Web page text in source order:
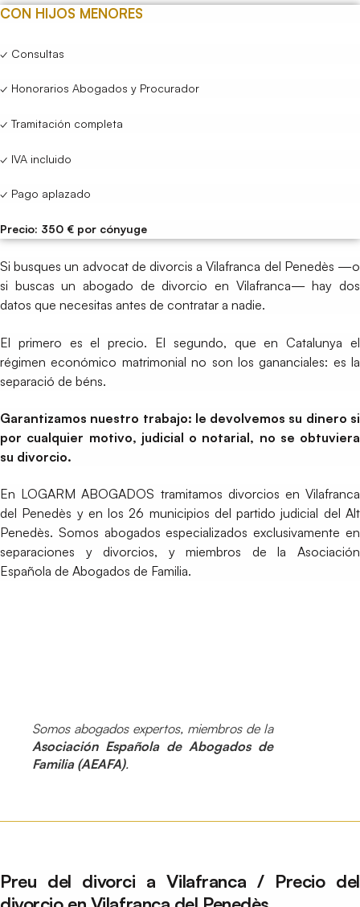
CON HIJOS MENORES
✓ Consultas
✓ Honorarios Abogados y Procurador
✓ Tramitación completa
✓ IVA incluido
✓ Pago aplazado
Precio: 350 € por cónyuge
Si busques un advocat de divorcis a Vilafranca del Penedès —o
si buscas un abogado de divorcio en Vilafranca— hay dos
datos que necesitas antes de contratar a nadie.
El primero es el precio. El segundo, que en Catalunya el
régimen económico matrimonial no son los gananciales: es la
separació de béns.
Garantizamos nuestro trabajo: le devolvemos su dinero si
por cualquier motivo, judicial o notarial, no se obtuviera
su divorcio.
En LOGARM ABOGADOS tramitamos divorcios en Vilafranca
del Penedès y en los 26 municipios del partido judicial del Alt
Penedès. Somos abogados especializados exclusivamente en
separaciones y divorcios, y miembros de la Asociación
Española de Abogados de Familia.
Somos abogados expertos, miembros de la
Asociación Española de Abogados de
Familia (AEAFA).
Preu del divorci a Vilafranca / Precio del